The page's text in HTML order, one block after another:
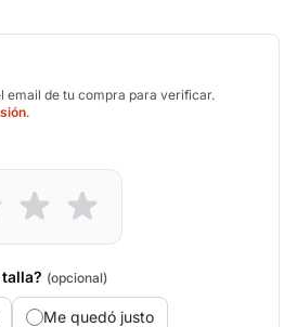
email de tu compra para verificar.
.
(opcional)
Me quedó justo